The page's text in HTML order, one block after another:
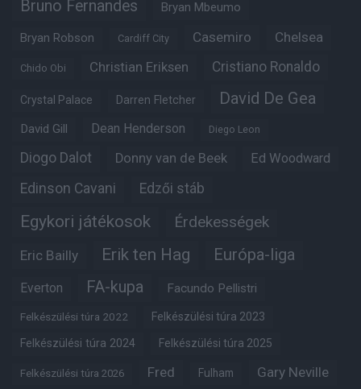
Bruno Fernandes Bryan Mbeumo
Bryan Robson Cardiff City Casemiro Chelsea
Chido Obi Christian Eriksen Cristiano Ronaldo
Crystal Palace Darren Fletcher David De Gea
David Gill Dean Henderson Diego Leon
Diogo Dalot Donny van de Beek Ed Woodward
Edinson Cavani Edzői stáb
Egykori játékosok Érdekességek
Eric Bailly Erik ten Hag Európa-liga
Everton FA-kupa Facundo Pellistri
Felkészülési túra 2022 Felkészülési túra 2023
Felkészülési túra 2024 Felkészülési túra 2025
Felkészülési túra 2026 Fred Fulham Gary Neville